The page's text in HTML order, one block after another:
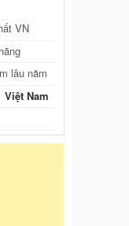
VN
lâu năm
Việt Nam